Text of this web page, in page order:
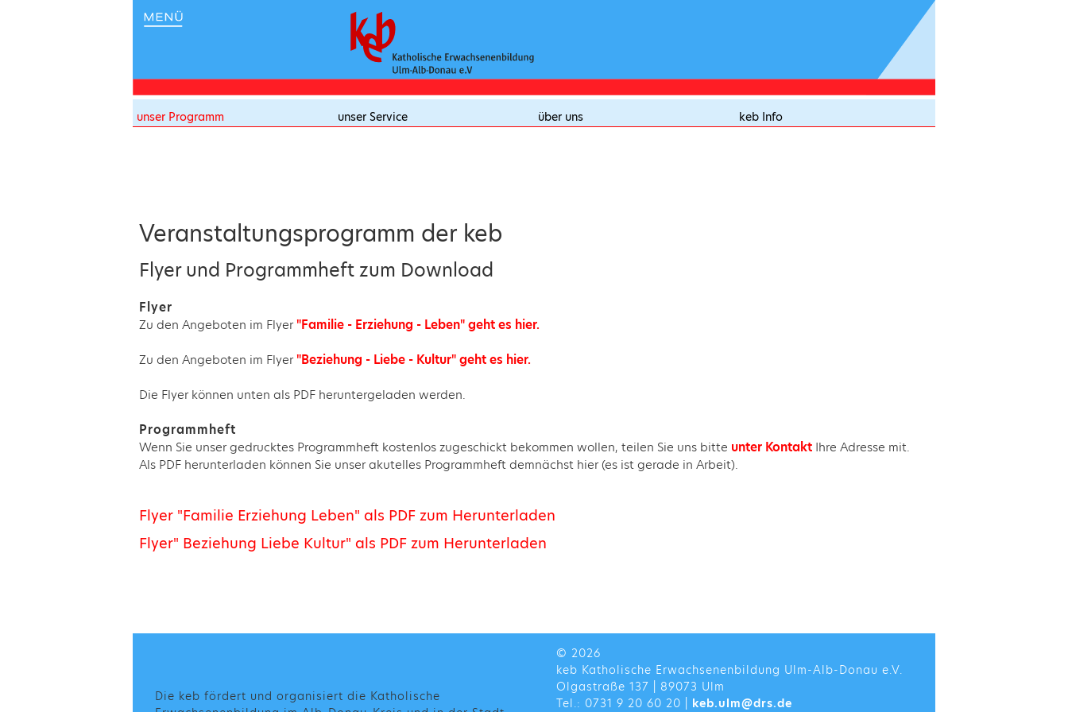
unser Programm unser Service über uns keb Info
Veranstaltungsprogramm der keb
Flyer und Programmheft zum Download
Flyer
Zu den Angeboten im Flyer"Familie - Erziehung - Leben" geht es hier.
Zu den Angeboten im Flyer"Beziehung - Liebe - Kultur" geht es hier.
Die Flyer können unten als PDF heruntergeladen werden.
Programmheft
Wenn Sie unser gedrucktes Programmheft kostenlos zugeschickt bekommen wollen, teilen Sie uns bitte unter Kontakt Ihre Adresse mit.
Als PDF herunterladen können Sie unser akutelles Programmheft demnächst hier (es ist gerade in Arbeit).
Flyer "Familie Erziehung Leben" als PDF zum Herunterladen
Flyer" Beziehung Liebe Kultur" als PDF zum Herunterladen
Die keb fördert und organisiert die Katholische
© 2026
keb Katholische Erwachsenenbildung Ulm-Alb-Donau e.V.
Olgastraße 137 | 89073 Ulm
Tel.: 0731 9 20 60 20 | keb.ulm@drs.de